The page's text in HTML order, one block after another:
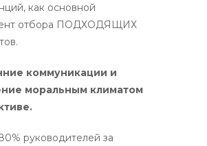
как основной
отбора ПОДХОДЯЩИХ
коммуникации и
моральным климатом
руководителей за